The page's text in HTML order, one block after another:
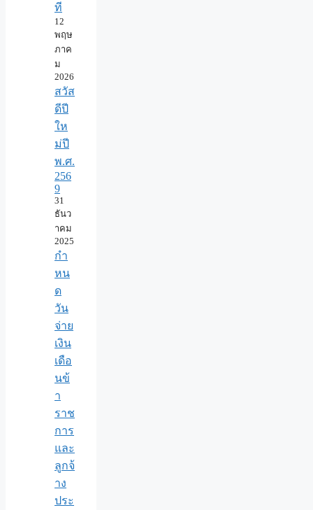
ที
12
พฤษ
ภาค
ม
2026
สวัส
ดีปี
ให
ม่ปี
พ.ศ.
256
9
31
ธันว
าคม
2025
กำ
หน
ด
วัน
จ่าย
เงิน
เดือ
นข้
า
ราช
การ
และ
ลูกจ้
าง
ประ